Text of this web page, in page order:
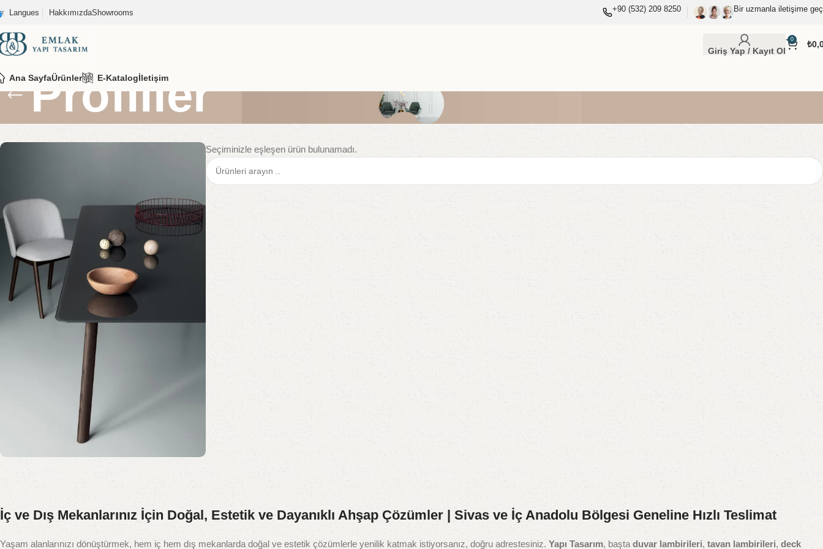
Langues HakkımızdaShowrooms +90 (532) 209 8250 Bir uzmanla iletişime
Giriş Yap / Kayıt Ol
0 ₺
Ana SayfaÜrünler E-Katalogİletişim
Profiller
Şimdi Alışveriş Yap
Seçiminizle eşleşen ürün bulunamadı.
İç ve Dış Mekanlarınız İçin Doğal, Estetik ve Dayanıklı Ahşap Çözümler | Sivas ve İç Anadolu Bölgesi Geneline Hızlı Teslimat
Yaşam alanlarınızı dönüştürmek, hem iç hem dış mekanlarda doğal ve estetik çözümlerle yenilik katmak istiyorsanız, doğru adrestesiniz. Yapı Tasarım, başta duvar lambirileri, tavan lambirileri, deck